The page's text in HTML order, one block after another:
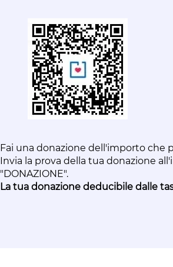
Fai una donazione dell'importo che
Invia la prova della tua donazione
"DONAZIONE".
La tua donazione deducibile dalle